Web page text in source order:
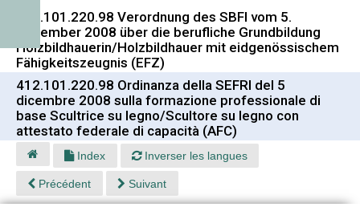
412.101.220.98 Verordnung des SBFI vom 5.
Dezember 2008 über die berufliche Grundbildung
Holzbildhauerin/Holzbildhauer mit eidgenössischem
Fähigkeitszeugnis (EFZ)
412.101.220.98 Ordinanza della SEFRI del 5
dicembre 2008 sulla formazione professionale di
base Scultrice su legno/Scultore su legno con
attestato federale di capacità (AFC)
Index Inverser les langues
Précédent Suivant